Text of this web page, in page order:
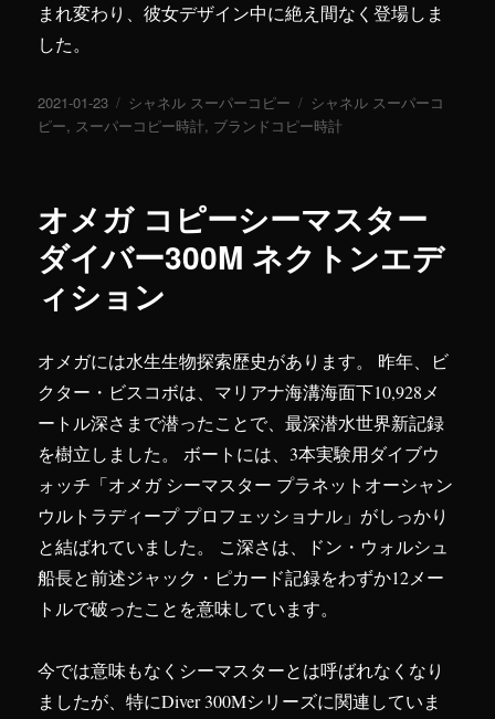
まれ変わり、彼女デザイン中に絶え間なく登場しま
した。
投
稿
2021-01-23
カ
テ
シャネル スーパーコピー
タ
グ
シャネル スーパーコ
ピー, スーパーコピー時計, ブランドコピー時計
オメガ コピーシーマスター
ダイバー300M ネクトンエデ
ィション
オメガには水生生物探索歴史があります。 昨年、ビ
クター・ビスコボは、マリアナ海溝海面下10,928メ
ートル深さまで潜ったことで、最深潜水世界新記録
を樹立しました。 ボートには、3本実験用ダイブウ
ォッチ「オメガ シーマスター プラネットオーシャン
ウルトラディープ プロフェッショナル」がしっかり
と結ばれていました。 こ深さは、ドン・ウォルシュ
船長と前述ジャック・ピカード記録をわずか12メー
トルで破ったことを意味しています。
今では意味もなくシーマスターとは呼ばれなくなり
ましたが、特にDiver 300Mシリーズに関連していま